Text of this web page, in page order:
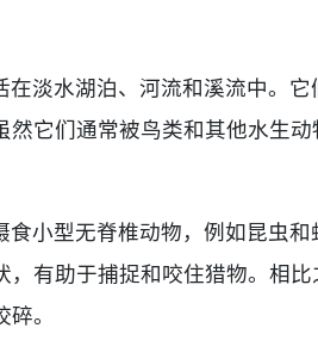
淡水湖泊、河流和溪流中。
它们通常被鸟类和其他水生
小型无脊椎动物，例如昆虫
有助于捕捉和咬住猎物。相
。